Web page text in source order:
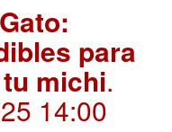
para
michi.
14:00